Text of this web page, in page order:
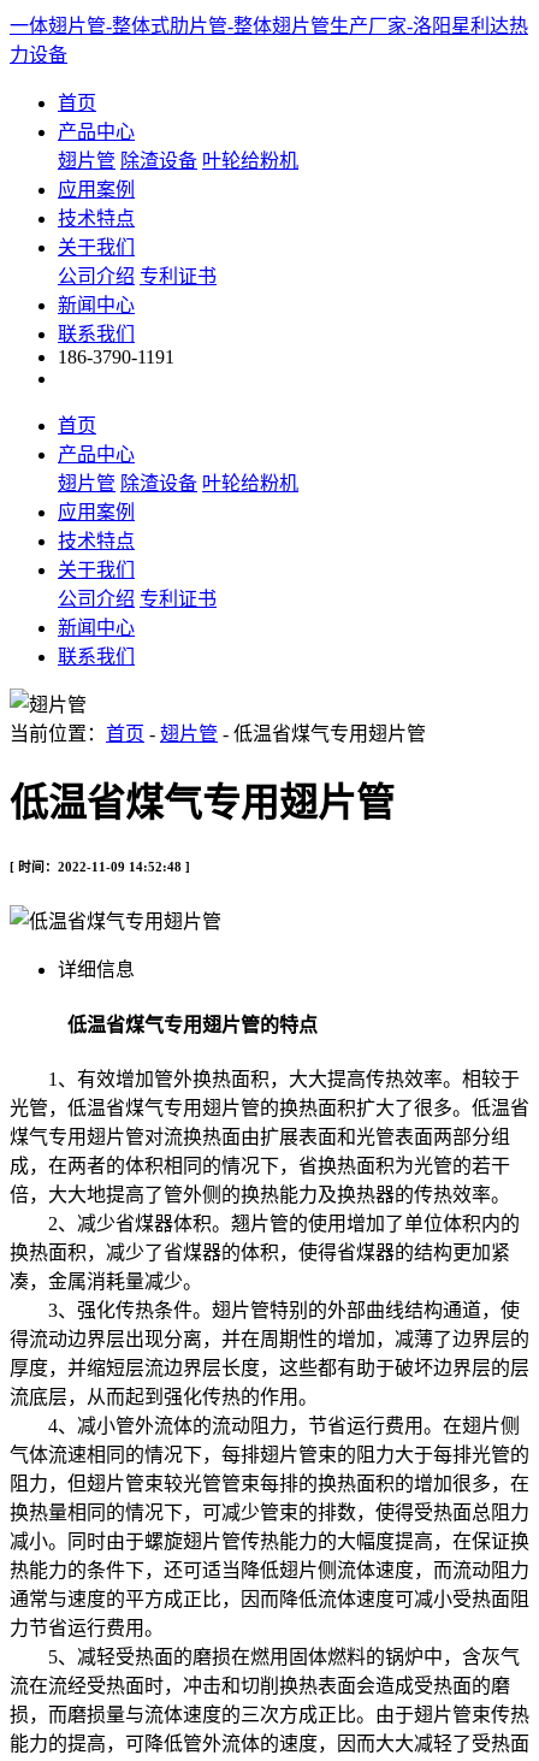
一体翅片管-整体式肋片管-整体翅片管生产厂家-洛阳星利达热
力设备
首页
产品中心
翅片管 除渣设备 叶轮给粉机
应用案例
技术特点
关于我们
公司介绍 专利证书
新闻中心
联系我们
186-3790-1191
首页
产品中心
翅片管 除渣设备 叶轮给粉机
应用案例
技术特点
关于我们
公司介绍 专利证书
新闻中心
联系我们
当前位置： 首页 - 翅片管 - 低温省煤气专用翅片管
低温省煤气专用翅片管
[ 时间：2022-11-09 14:52:48 ]
详细信息
低温省煤气专用翅片管的特点
1、有效增加管外换热面积，大大提高传热效率。相较于
光管，低温省煤气专用翅片管的换热面积扩大了很多。低温省
煤气专用翅片管对流换热面由扩展表面和光管表面两部分组
成，在两者的体积相同的情况下，省换热面积为光管的若干
倍，大大地提高了管外侧的换热能力及换热器的传热效率。
2、减少省煤器体积。翘片管的使用增加了单位体积内的
换热面积，减少了省煤器的体积，使得省煤器的结构更加紧
凑，金属消耗量减少。
3、强化传热条件。翅片管特别的外部曲线结构通道，使
得流动边界层出现分离，并在周期性的增加，减薄了边界层的
厚度，并缩短层流边界层长度，这些都有助于破坏边界层的层
流底层，从而起到强化传热的作用。
4、减小管外流体的流动阻力，节省运行费用。在翅片侧
气体流速相同的情况下，每排翅片管束的阻力大于每排光管的
阻力，但翅片管束较光管管束每排的换热面积的增加很多，在
换热量相同的情况下，可减少管束的排数，使得受热面总阻力
减小。同时由于螺旋翅片管传热能力的大幅度提高，在保证换
热能力的条件下，还可适当降低翅片侧流体速度，而流动阻力
通常与速度的平方成正比，因而降低流体速度可减小受热面阻
力节省运行费用。
5、减轻受热面的磨损在燃用固体燃料的锅炉中，含灰气
流在流经受热面时，冲击和切削换热表面会造成受热面的磨
损，而磨损量与流体速度的三次方成正比。由于翅片管束传热
能力的提高，可降低管外流体的速度，因而大大减轻了受热面